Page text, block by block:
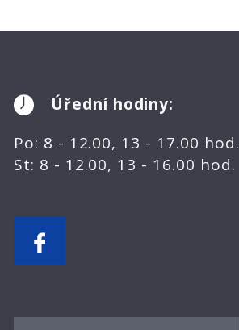
Úřední hodiny:
Po: 8 - 12.00, 13 - 17.00 hod.
St: 8 - 12.00, 13 - 16.00 hod.